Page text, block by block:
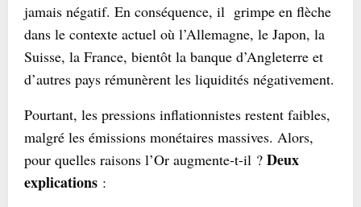
jamais négatif. En conséquence, il grimpe en flèche
dans le contexte actuel où l’Allemagne, le Japon, la
Suisse, la France, bientôt la banque d’Angleterre et
d’autres pays rémunèrent les liquidités négativement.
Pourtant, les pressions inflationnistes restent faibles,
malgré les émissions monétaires massives. Alors,
pour quelles raisons l’Or augmente-t-il ? Deux
explications :